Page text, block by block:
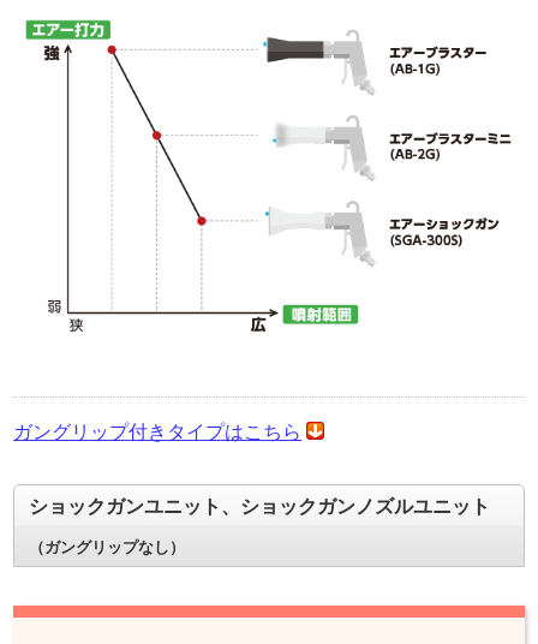
ガングリップ付きタイプはこちら
ショックガンユニット、ショックガンノズルユニット
（ガングリップなし）